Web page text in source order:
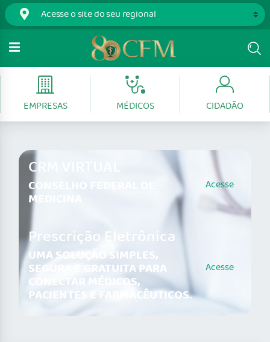
EMPRESAS MÉDICOS CIDADÃO
CRM VIRTUAL
CONSELHO FEDERAL DE
MEDICINA
Acesse
Prescrição Eletrônica
UMA SOLUÇÃO SIMPLES,
SEGURA E GRATUITA PARA
CONECTAR MÉDICOS,
PACIENTES E FARMACÊUTICOS.
Acesse